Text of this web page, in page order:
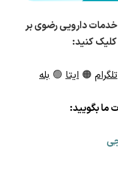
دارویی رضوی بر
کنید:
تلگرام 🟠 ایتا 🟢 بله
ما بگویید: